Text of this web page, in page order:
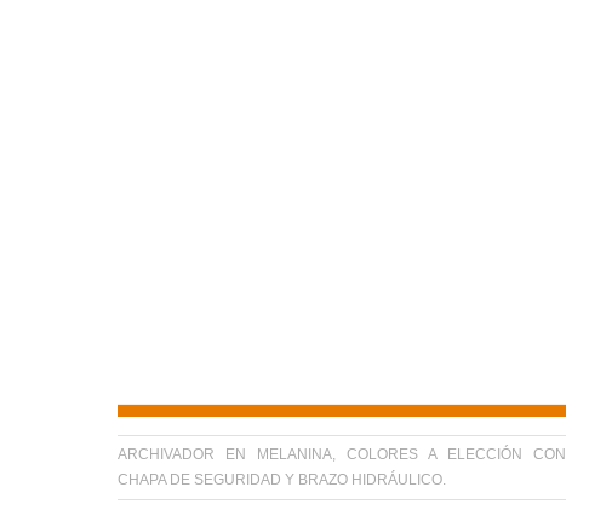
ARCHIVADOR EN MELANINA, COLORES A ELECCIÓN CON
CHAPA DE SEGURIDAD Y BRAZO HIDRÁULICO.